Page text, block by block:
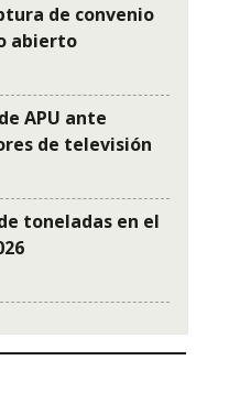
de convenio
abierto
APU ante
de televisión
toneladas en el